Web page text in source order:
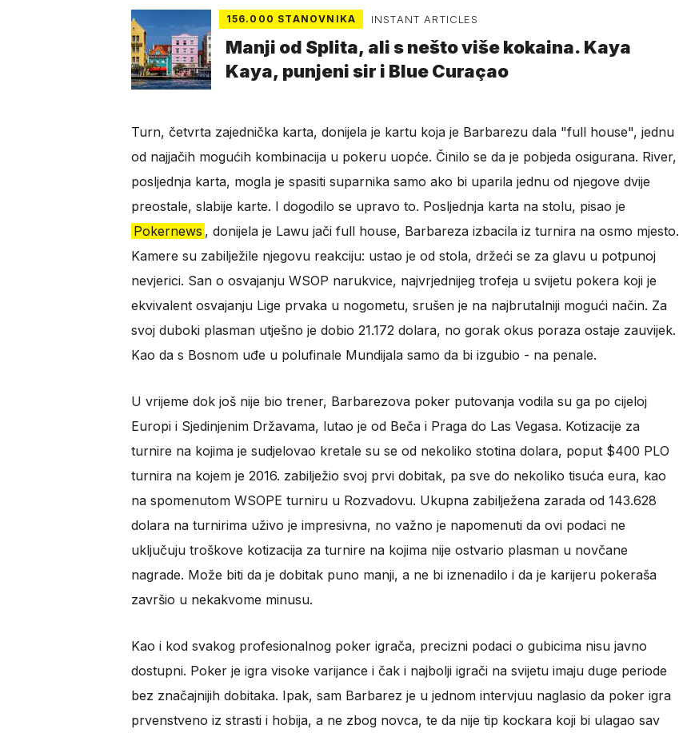
156.000 STANOVNIKA INSTANT ARTICLES
Manji od Splita, ali s nešto više kokaina. Kaya
Kaya, punjeni sir i Blue Curaçao
Turn, četvrta zajednička karta, donijela je kartu koja je Barbarezu dala "full house", jednu
od najjačih mogućih kombinacija u pokeru uopće. Činilo se da je pobjeda osigurana. River,
posljednja karta, mogla je spasiti suparnika samo ako bi uparila jednu od njegove dvije
preostale, slabije karte. I dogodilo se upravo to. Posljednja karta na stolu, pisao je
Pokernews , donijela je Lawu jači full house, Barbareza izbacila iz turnira na osmo mjesto.
Kamere su zabilježile njegovu reakciju: ustao je od stola, držeći se za glavu u potpunoj
nevjerici. San o osvajanju WSOP narukvice, najvrjednijeg trofeja u svijetu pokera koji je
ekvivalent osvajanju Lige prvaka u nogometu, srušen je na najbrutalniji mogući način. Za
svoj duboki plasman utješno je dobio 21.172 dolara, no gorak okus poraza ostaje zauvijek.
Kao da s Bosnom uđe u polufinale Mundijala samo da bi izgubio - na penale.
U vrijeme dok još nije bio trener, Barbarezova poker putovanja vodila su ga po cijeloj
Europi i Sjedinjenim Državama, lutao je od Beča i Praga do Las Vegasa. Kotizacije za
turnire na kojima je sudjelovao kretale su se od nekoliko stotina dolara, poput $400 PLO
turnira na kojem je 2016. zabilježio svoj prvi dobitak, pa sve do nekoliko tisuća eura, kao
na spomenutom WSOPE turniru u Rozvadovu. Ukupna zabilježena zarada od 143.628
dolara na turnirima uživo je impresivna, no važno je napomenuti da ovi podaci ne
uključuju troškove kotizacija za turnire na kojima nije ostvario plasman u novčane
nagrade. Može biti da je dobitak puno manji, a ne bi iznenadilo i da je karijeru pokeraša
završio u nekakvome minusu.
Kao i kod svakog profesionalnog poker igrača, precizni podaci o gubicima nisu javno
dostupni. Poker je igra visoke varijance i čak i najbolji igrači na svijetu imaju duge periode
bez značajnijih dobitaka. Ipak, sam Barbarez je u jednom intervjuu naglasio da poker igra
prvenstveno iz strasti i hobija, a ne zbog novca, te da nije tip kockara koji bi ulagao sav